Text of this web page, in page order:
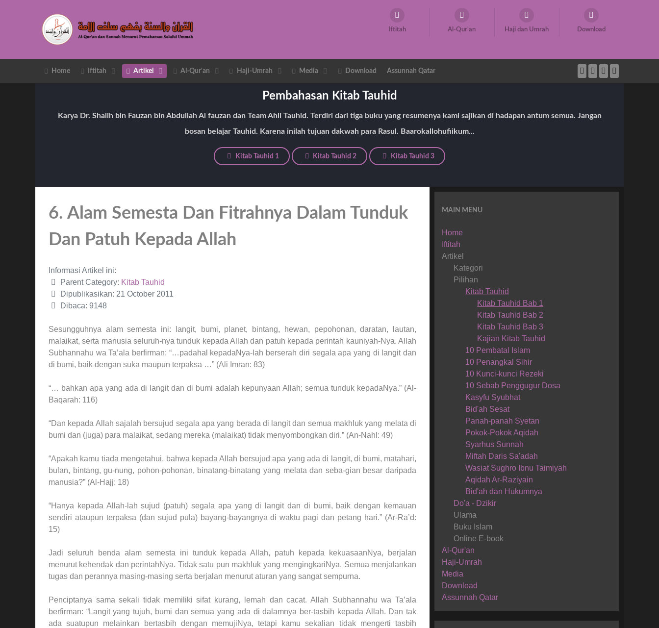
Iftitah Al-Qur'an Haji dan Umrah Download
Home Iftitah Artikel Al-Qur'an Haji-Umrah Media Download Assunnah Qatar
Pembahasan Kitab Tauhid
Karya Dr. Shalih bin Fauzan bin Abdullah Al fauzan dan Team Ahli Tauhid. Terdiri dari tiga buku yang resumenya kami sajikan di hadapan antum semua. Jangan
bosan belajar Tauhid. Karena inilah tujuan dakwah para Rasul. Baarokallohufiikum...
Kitab Tauhid 1 Kitab Tauhid 2 Kitab Tauhid 3
6. Alam Semesta Dan Fitrahnya Dalam Tunduk
Dan Patuh Kepada Allah
Informasi Artikel ini:
Parent Category: Kitab Tauhid
Dipublikasikan: 21 October 2011
Dibaca: 9148
Sesungguhnya alam semesta ini: langit, bumi, planet, bintang, hewan, pepohonan, daratan, lautan,
malaikat, serta manusia seluruh-nya tunduk kepada Allah dan patuh kepada perintah kauniyah-Nya. Allah
Subhannahu wa Ta’ala berfirman: “…padahal kepadaNya-lah berserah diri segala apa yang di langit dan
di bumi, baik dengan suka maupun terpaksa …” (Ali Imran: 83)
“… bahkan apa yang ada di langit dan di bumi adalah kepunyaan Allah; semua tunduk kepadaNya.” (Al-
Baqarah: 116)
“Dan kepada Allah sajalah bersujud segala apa yang berada di langit dan semua makhluk yang melata di
bumi dan (juga) para malaikat, sedang mereka (malaikat) tidak menyombongkan diri.” (An-Nahl: 49)
“Apakah kamu tiada mengetahui, bahwa kepada Allah bersujud apa yang ada di langit, di bumi, matahari,
bulan, bintang, gu-nung, pohon-pohonan, binatang-binatang yang melata dan seba-gian besar daripada
manusia?” (Al-Hajj: 18)
“Hanya kepada Allah-lah sujud (patuh) segala apa yang di langit dan di bumi, baik dengan kemauan
sendiri ataupun terpaksa (dan sujud pula) bayang-bayangnya di waktu pagi dan petang hari.” (Ar-Ra’d:
15)
Jadi seluruh benda alam semesta ini tunduk kepada Allah, patuh kepada kekuasaanNya, berjalan
menurut kehendak dan perintahNya. Tidak satu pun makhluk yang mengingkariNya. Semua menjalankan
tugas dan perannya masing-masing serta berjalan menurut aturan yang sangat sempurna.
Penciptanya sama sekali tidak memiliki sifat kurang, lemah dan cacat. Allah Subhannahu wa Ta’ala
berfirman: “Langit yang tujuh, bumi dan semua yang ada di dalamnya ber-tasbih kepada Allah. Dan tak
ada suatupun melainkan bertasbih dengan memujiNya, tetapi kamu sekalian tidak mengerti tasbih
MAIN MENU
Home
Iftitah
Artikel
Kategori
Pilihan
Kitab Tauhid
Kitab Tauhid Bab 1
Kitab Tauhid Bab 2
Kitab Tauhid Bab 3
Kajian Kitab Tauhid
10 Pembatal Islam
10 Penangkal Sihir
10 Kunci-kunci Rezeki
10 Sebab Penggugur Dosa
Kasyfu Syubhat
Bid'ah Sesat
Panah-panah Syetan
Pokok-Pokok Aqidah
Syarhus Sunnah
Miftah Daris Sa'adah
Wasiat Sughro Ibnu Taimiyah
Aqidah Ar-Raziyain
Bid'ah dan Hukumnya
Do'a - Dzikir
Ulama
Buku Islam
Online E-book
Al-Qur'an
Haji-Umrah
Media
Download
Assunnah Qatar